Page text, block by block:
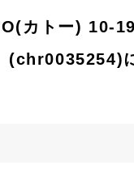
カトー) 10-
(chr0035254)